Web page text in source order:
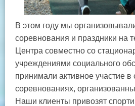
В этом году мы
соревнования и праздники на
Центра совместно со
учреждениями социального
принимали активное участие в
соревнованиях,
Наши клиенты привозят